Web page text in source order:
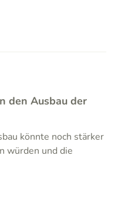
den Ausbau der
könnte noch stärker
würden und die